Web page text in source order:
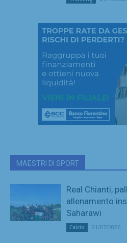
MAESTRI DI SPORT
Real Chianti,
allenamento
Saharawi
Calcio 21/07/2026